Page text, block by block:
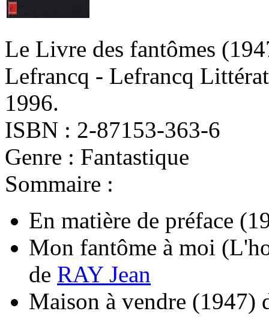
Le Livre des fantômes
Lefrancq - Lefrancq
1996.
ISBN : 2-87153-363-6
Genre : Fantastique
Sommaire :
En matière de préface
Mon fantôme à moi
de RAY Jean
Maison à vendre (1947)